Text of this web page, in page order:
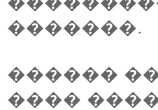
�������.
������
����